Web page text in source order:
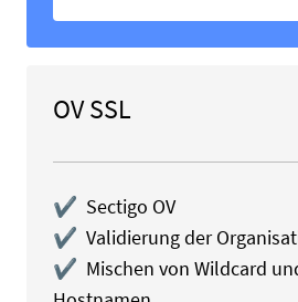
OV SSL
✔ Sectigo OV
✔ Validierung der
✔ Mischen von Wildcard